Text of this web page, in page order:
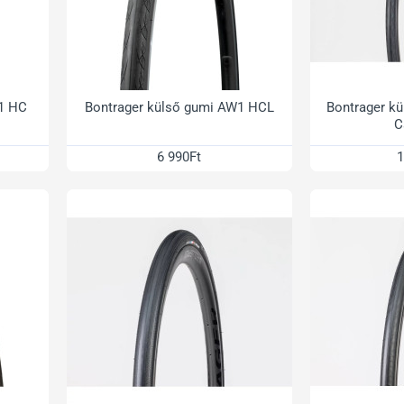
HC Bontrager külső gumi AW1 HCL
6 990Ft
Bontrager